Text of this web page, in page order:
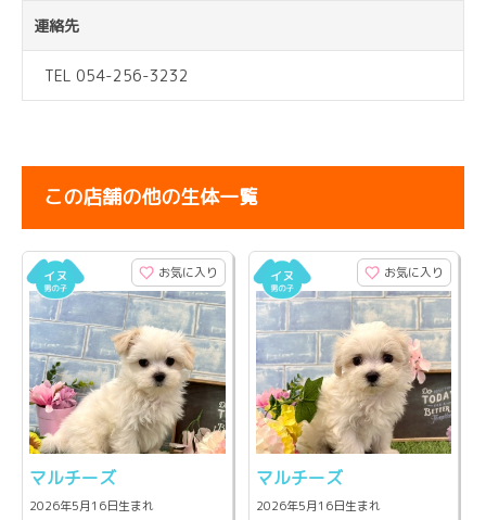
連絡先
TEL 054-256-3232
この店舗の他の生体一覧
お気に入り
マルチーズ
2026年5月16日生まれ
お気に入り
マルチーズ
2026年5月16日生まれ